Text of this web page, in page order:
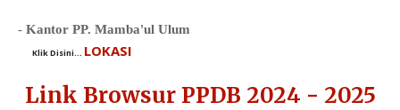
- Kantor PP. Mamba'ul Ulum
Klik Disini... LOKASI
Link Browsur PPDB 2024 - 2025